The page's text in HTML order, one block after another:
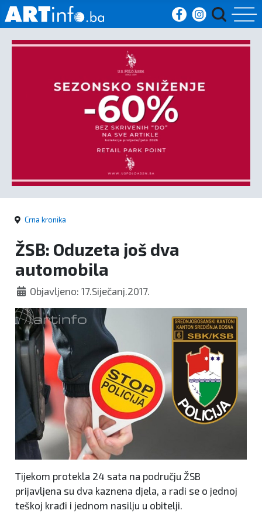
Početna
Vijesti
Crna
kronika
Politika
Zanimljivosti
Crna kronika
ŽSB: Oduzeta još dva
automobila
Objavljeno: 17.Siječanj.2017.
Tijekom protekla 24 sata na području ŽSB
prijavljena su dva kaznena djela, a radi se o jednoj
teškoj krađi i jednom nasilju u obitelji.